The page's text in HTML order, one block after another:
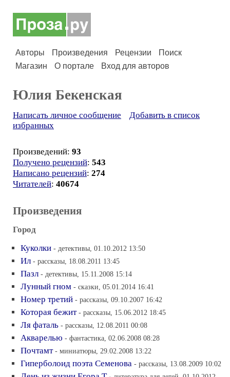
Авторы Произведения Рецензии
Поиск
Магазин
О портале Вход для авторов
Юлия Бекенская
Написать личное сообщение
Добавить в список
избранных
Произведений: 93
Получено рецензий: 543
Написано рецензий: 274
Читателей: 40674
Произведения
Город
Куколки - детективы, 01.10.2012 13:50
Ил - рассказы, 18.08.2011 13:45
Пазл - детективы, 15.11.2008 15:14
Лунный гном - сказки, 05.01.2014 16:41
Номер третий - рассказы, 09.10.2007 16:42
Которая бежит - рассказы, 15.06.2012 18:45
Ля фаталь - рассказы, 12.08.2011 00:08
Акварелью - фантастика, 02.06.2008 08:28
Почтамт - миниатюры, 29.02.2008 13:22
Гиперболоид поэта Семенова - рассказы, 13.08.2009 10:02